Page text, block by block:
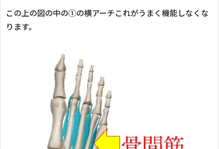
この上の図の中の①の横アーチこれがうまく機能しなくな
ります。